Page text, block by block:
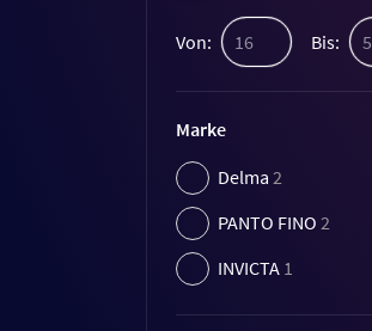
Von: Bis:
Marke
Delma 2
PANTO FINO 2
INVICTA 1